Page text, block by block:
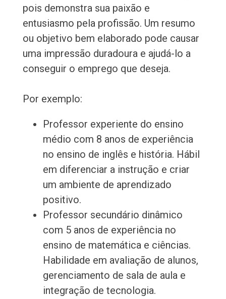
pois demonstra sua paixão e
entusiasmo pela profissão. Um resumo
ou objetivo bem elaborado pode causar
uma impressão duradoura e ajudá-lo a
conseguir o emprego que deseja.
Por exemplo:
Professor experiente do ensino
médio com 8 anos de experiência
no ensino de inglês e história. Hábil
em diferenciar a instrução e criar
um ambiente de aprendizado
positivo.
Professor secundário dinâmico
com 5 anos de experiência no
ensino de matemática e ciências.
Habilidade em avaliação de alunos,
gerenciamento de sala de aula e
integração de tecnologia.